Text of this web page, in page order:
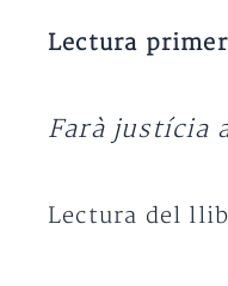
Lectura
Farà justícia
Lectura del